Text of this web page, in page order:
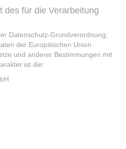
des für die Verarbeitung
Datenschutz-Grundverordnung,
der Europäischen Union
und anderer Bestimmungen mit
ist die: